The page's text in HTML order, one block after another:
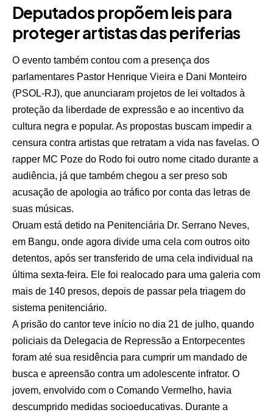
Deputados propõem leis para
proteger artistas das periferias
O evento também contou com a presença dos
parlamentares Pastor Henrique Vieira e Dani Monteiro
(PSOL-RJ), que anunciaram projetos de lei voltados à
proteção da liberdade de expressão e ao incentivo da
cultura negra e popular. As propostas buscam impedir a
censura contra artistas que retratam a vida nas favelas. O
rapper MC Poze do Rodo foi outro nome citado durante a
audiência, já que também chegou a ser preso sob
acusação de apologia ao tráfico por conta das letras de
suas músicas.
Oruam está detido na Penitenciária Dr. Serrano Neves,
em Bangu, onde agora divide uma cela com outros oito
detentos, após ser transferido de uma cela individual na
última sexta-feira. Ele foi realocado para uma galeria com
mais de 140 presos, depois de passar pela triagem do
sistema penitenciário.
A prisão do cantor teve início no dia 21 de julho, quando
policiais da Delegacia de Repressão a Entorpecentes
foram até sua residência para cumprir um mandado de
busca e apreensão contra um adolescente infrator. O
jovem, envolvido com o Comando Vermelho, havia
descumprido medidas socioeducativas. Durante a